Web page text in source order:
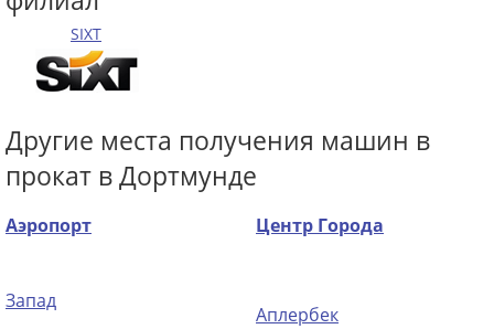
SIXT
Другие места получения машин в
прокат в Дортмунде
Аэропорт Центр Города
Запад
Аплербек